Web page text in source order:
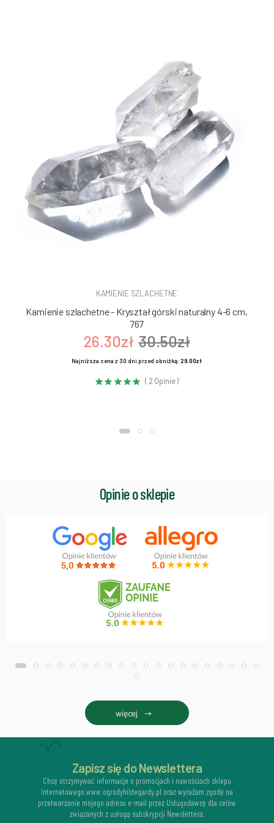
KAMIENIE SZLACHETNE
Kamienie szlachetne - Kryształ górski naturalny 4-6 cm,
767
26.30zł 30.50zł
Najniższa cena z 30 dni przed obniżką:29.00zł
( 2 Opinie )
Opinie o sklepie
więcej
Zapisz się do Newslettera
Chcę otrzymywać informacje o promocjach i nowościach sklepu
internetowego www.ogrodyhildegardy.pl oraz wyrażam zgodę na
przetwarzanie mojego adresu e-mail przez Usługodawcę dla celów
związanych z usługą subskrypcji Newslettera.